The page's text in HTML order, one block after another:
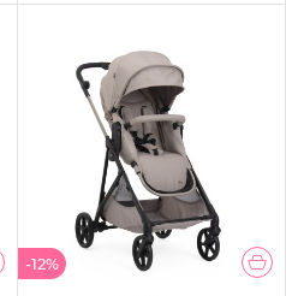
-12%